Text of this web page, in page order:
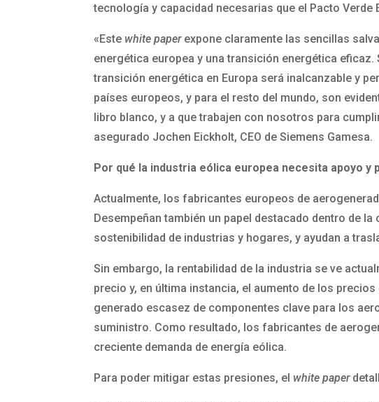
tecnología y capacidad necesarias que el Pacto Verde
«Este white paperexpone claramente las sencillas
energética europea y una transición energética
transición energética en Europa será inalcanzable y
países europeos, y para el resto del mundo, son
libro blanco, y a que trabajen con nosotros para
asegurado Jochen Eickholt, CEO de Siemens Gamesa.
Por qué la industria eólica europea necesita apoyo
Actualmente, los fabricantes europeos de
Desempeñan también un papel destacado dentro de
sostenibilidad de industrias y hogares, y ayudan a
Sin embargo, la rentabilidad de la industria se ve
precio y, en última instancia, el aumento de los
generado escasez de componentes clave para los
suministro. Como resultado, los fabricantes de
creciente demanda de energía eólica.
Para poder mitigar estas presiones, el white paper